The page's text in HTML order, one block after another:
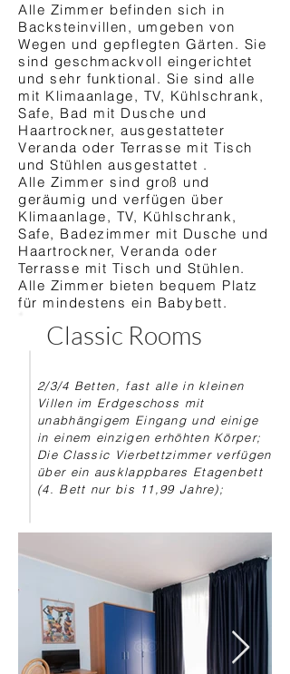
Alle Zimmer befinden sich in
Backsteinvillen, umgeben von
Wegen und gepflegten Gärten. Sie
sind geschmackvoll eingerichtet
und sehr funktional. Sie sind alle
mit Klimaanlage, TV, Kühlschrank,
Safe, Bad mit Dusche und
Haartrockner, ausgestatteter
Veranda oder Terrasse mit Tisch
und Stühlen ausgestattet .
Alle Zimmer sind groß und
geräumig und verfügen über
Klimaanlage, TV, Kühlschrank,
Safe, Badezimmer mit Dusche und
Haartrockner, Veranda oder
Terrasse mit Tisch und Stühlen.
Alle Zimmer bieten bequem Platz
für mindestens ein Babybett.
Classic Rooms
2/3/4 Betten, fast alle in kleinen
Villen im Erdgeschoss mit
unabhängigem Eingang und einige
in einem einzigen erhöhten Körper;
Die Classic Vierbettzimmer verfügen
über ein ausklappbares Etagenbett
(4. Bett nur bis 11,99 Jahre);